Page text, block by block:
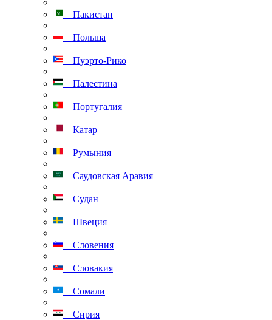
Пакистан
Польша
Пуэрто-Рико
Палестина
Португалия
Катар
Румыния
Саудовская Аравия
Судан
Швеция
Словения
Словакия
Сомали
Сирия